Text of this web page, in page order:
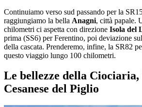
Continuiamo verso sud passando per la
raggiungiamo la bella Anagni, città papale.
chilometri ci aspetta con direzione Isola del
prima (SS6) per Ferentino, poi deviazione
della cascata. Prenderemo, infine, la SR82
questo viaggio lungo 100 chilometri.
Le bellezze della Ciociaria,
Cesanese del Piglio